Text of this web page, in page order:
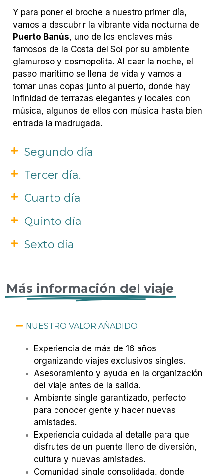
Y para poner el broche a nuestro primer día,
vamos a descubrir la vibrante vida nocturna de
Puerto Banús, uno de los enclaves más
famosos de la Costa del Sol por su ambiente
glamuroso y cosmopolita. Al caer la noche, el
paseo marítimo se llena de vida y vamos a
tomar unas copas junto al puerto, donde hay
infinidad de terrazas elegantes y locales con
música, algunos de ellos con música hasta bien
entrada la madrugada.
Segundo día
Tercer día.
Cuarto día
Quinto día
Sexto día
Más información del viaje
NUESTRO VALOR AÑADIDO
Experiencia de más de 16 años
organizando viajes exclusivos singles.
Asesoramiento y ayuda en la organización
del viaje antes de la salida.
Ambiente single garantizado, perfecto
para conocer gente y hacer nuevas
amistades.
Experiencia cuidada al detalle para que
disfrutes de un puente lleno de diversión,
cultura y nuevas amistades.
Comunidad single consolidada, donde